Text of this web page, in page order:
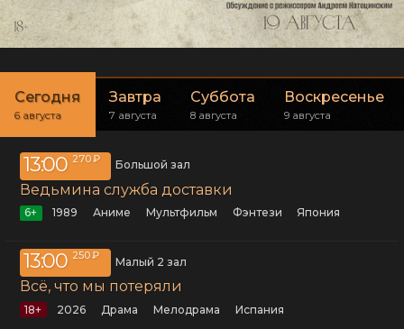
Сегодня
6 августа
Завтра
7 августа
Суббота
8 августа
Воскресенье
9 августа
13:00 270 ₽ Большой зал
Ведьмина служба доставки
6+ 1989 аниме мультфильм фэнтези Япония
13:00 250 ₽ Малый 2 зал
Всё, что мы потеряли
18+ 2026 драма мелодрама Испания